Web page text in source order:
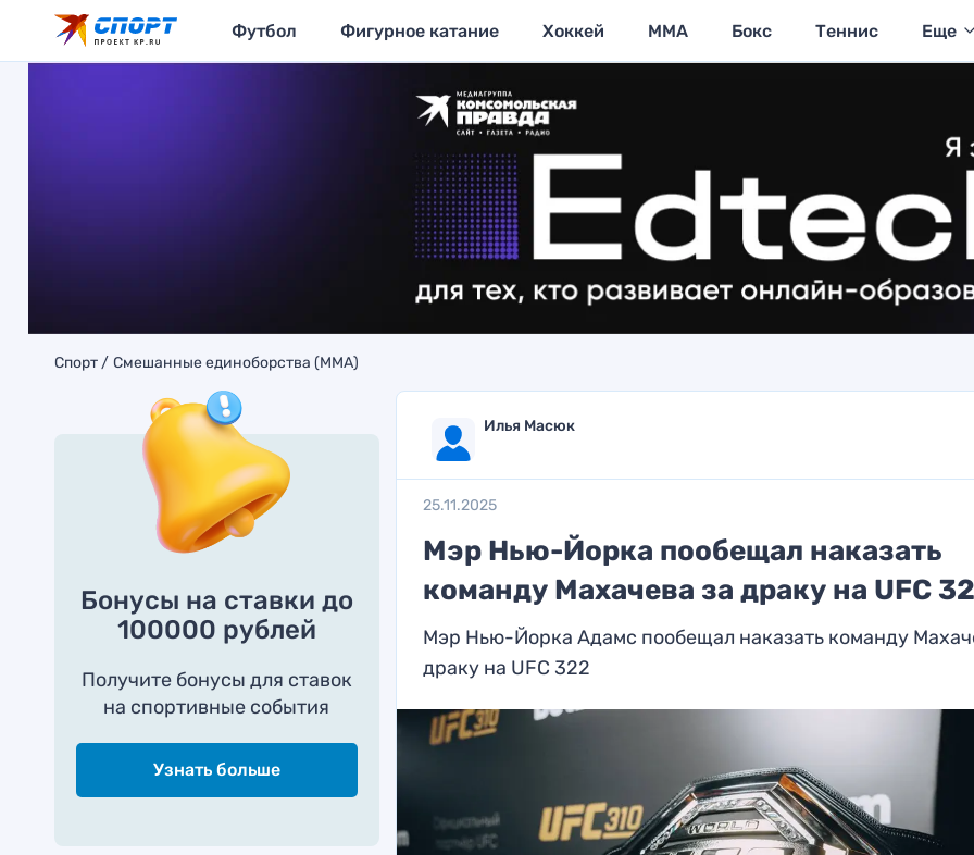
Футбол Фигурное катание Хоккей MMA Бокс Теннис Еще
Спорт Смешанные единоборства (MMA)
Бонусы на ставки до
100000 рублей
Получите бонусы для ставок
на спортивные события
Узнать больше
Илья Масюк
25.11.2025
Мэр Нью-Йорка пообещал наказать
команду Махачева за драку на UFC
Мэр Нью-Йорка Адамс пообещал наказать команду
драку на UFC 322